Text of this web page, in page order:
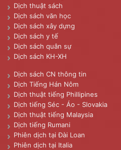
Dịch thuật sách
Dịch sách văn học
Dịch sách xây dựng
Dịch sách y tế
Dịch sách quân sự
Dịch sách KH-XH
Dịch sách CN thông tin
Dịch Tiếng Hán Nôm
Dịch thuật tiếng Phillipines
Dịch tiếng Séc - Áo - Slovakia
Dịch thuật tiếng Malaysia
Dịch tiếng Rumani
Phiên dịch tại Đài Loan
Phiên dịch tại Italia